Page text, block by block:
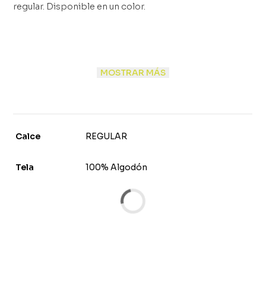
regular. Disponible en un color.
MOSTRAR MÁS
Tela 100% Algodón
Calce REGULAR